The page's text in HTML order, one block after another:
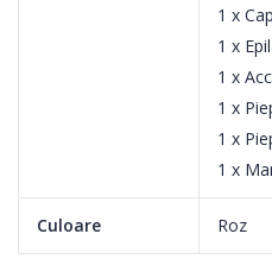
2 setari de viteza pentru a
mai groase si a beneficia de un
Maner profilat, ergonomic,
Forma rotunjita se potriveste
indepartarea confortabila a
1 x
1 x
1 x
1 x
1 x
1 x
Culoare Roz